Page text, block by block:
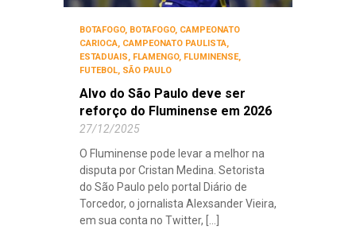
BOTAFOGO, BOTAFOGO, CAMPEONATO
CARIOCA, CAMPEONATO PAULISTA,
ESTADUAIS, FLAMENGO, FLUMINENSE,
FUTEBOL, SÃO PAULO
Alvo do São Paulo deve ser
reforço do Fluminense em 2026
27/12/2025
O Fluminense pode levar a melhor na
disputa por Cristan Medina. Setorista
do São Paulo pelo portal Diário de
Torcedor, o jornalista Alexsander Vieira,
em sua conta no Twitter, [...]